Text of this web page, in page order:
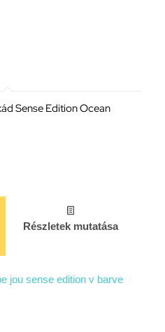
Sense Edition Ocean
Részletek mutatása